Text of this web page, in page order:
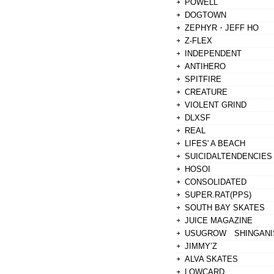
POWELL
DOGTOWN
ZEPHYR・JEFF HO
Z-FLEX
INDEPENDENT
ANTIHERO
SPITFIRE
CREATURE
VIOLENT GRIND
DLXSF
REAL
LIFES' A BEACH
SUICIDALTENDENCIES
HOSOI
CONSOLIDATED
SUPER.RAT(PPS)
SOUTH BAY SKATES
JUICE MAGAZINE
USUGROW
JIMMY’Z
ALVA SKATES
LOWCARD